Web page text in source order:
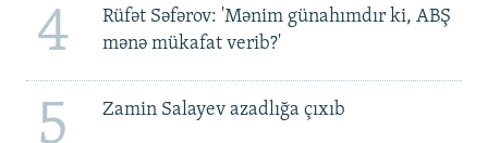
4
Rüfət Səfərov: 'Mənim günahımdır ki, ABŞ
mənə mükafat verib?'
5 Zamin Salayev azadlığa çıxıb